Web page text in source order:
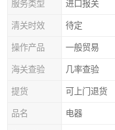
服务类型 进口报关
清关时效 待定
操作产品 一般贸易
海关查验 几率查验
提货 可上门退货
品名 电器